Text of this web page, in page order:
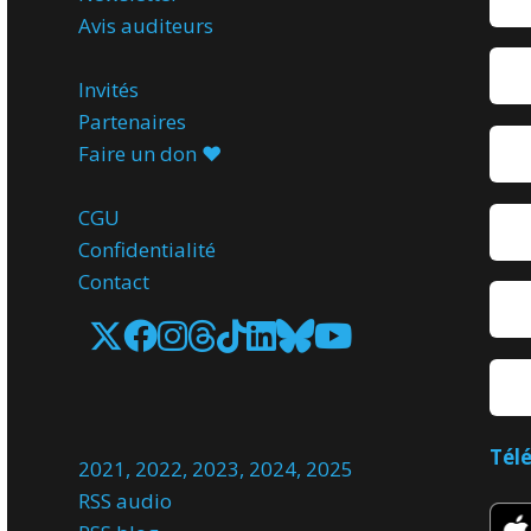
Avis auditeurs
Invités
Partenaires
Faire un don ♥️
CGU
Confidentialité
Contact
2021, 2022, 2023, 2024, 2025
RSS audio